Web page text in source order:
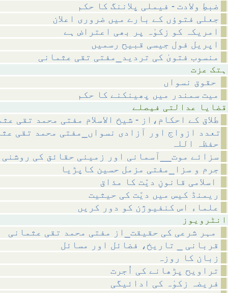
ضبطِ ولادت - فیملی پلاننگ کا حکم
جعلی فتوؤں کے بارے میں ضروری اعلان
امریکہ کو زکوٰہ پر بھی اعتراض ہے
اپریل فول جیسی قبیح رسمیں
منسوب فتویٰ کی تردید_مفتی تقی عثمانی
میت سمندر میں پھینکنے کا حکم
طلاق کے احکام،از - شیخ الاسلام مفتی محمد تقی
تعدد ازواج اور آزادی نسواں_مفتی محمد تقی
حفظہ اللہ
سزائے موت__آسمانی اور زمینی حقائق کی
جرم و سزا_مفتی مزمل حسین کاپڑیا
ریمنڈ کیس میں دیّت کی حیثیت
علماء اس کنفیوژن کو دور کریں
قربانی _ تاریخ، فضائل اور مسائل
زبان کا روزہ
تراویح پڑھانے کی اُجرت
فریضہ زکوٰہ کی ادائیگی